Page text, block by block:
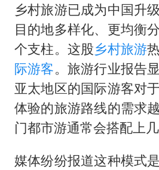
乡村旅游已成为中国升
目的地多样化、更均衡
个支柱。这股乡村旅游
际游客。旅游行业报告
亚太地区的国际游客对
体验的旅游路线的需求
门都市游通常会搭配上
媒体纷纷报道这种模式